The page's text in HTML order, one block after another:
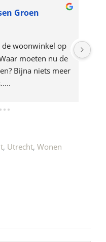
Groen
woonwinkel op
moeten nu de
Bijna niets meer
, Utrecht, Wonen